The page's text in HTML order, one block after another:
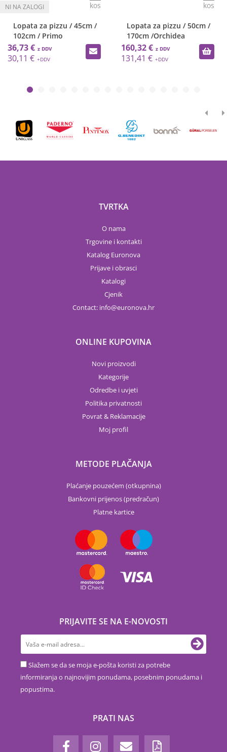
kos
Lopata za pizzu / 45cm /
102cm / Primo
36,73 €
30,11 €
kos
Lopata za pizzu / 50cm /
170cm /Orchidea
160,32 €
131,41 €
TVRTKA
O nama
Trgovine i kontakti
Katalog Euronova
Prijave i obrasci
Katalogi
Cjenik
Contact: info euronova.hr
ONLINE KUPOVINA
Novi proizvodi
Kategorije
Odredbe i uvjeti
Politika privatnosti
Povrat & Reklamacije
Moj profil
METODE PLAČANJA
Plaćanje pouzećem (otkupnina)
Bankovni prijenos (predračun)
Platne kartice
PRIJAVITE SE NA E-NOVOSTI
Slažem se da se moja e-pošta koristi za potrebe
informiranja o najnovijim ponudama, posebnim ponudama i
popustima.
PRATI NAS